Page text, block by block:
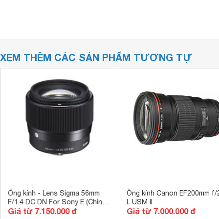
XEM THÊM CÁC SẢN PHẨM TƯƠNG TỰ
Ống kính - Lens Sigma 56mm
F/1.4 DC DN For Sony E (Chính
Hãng)
Giá từ 7.150.000 đ
Ống kính Canon EF200mm f/
L USM II
Giá từ 7.000.000 đ